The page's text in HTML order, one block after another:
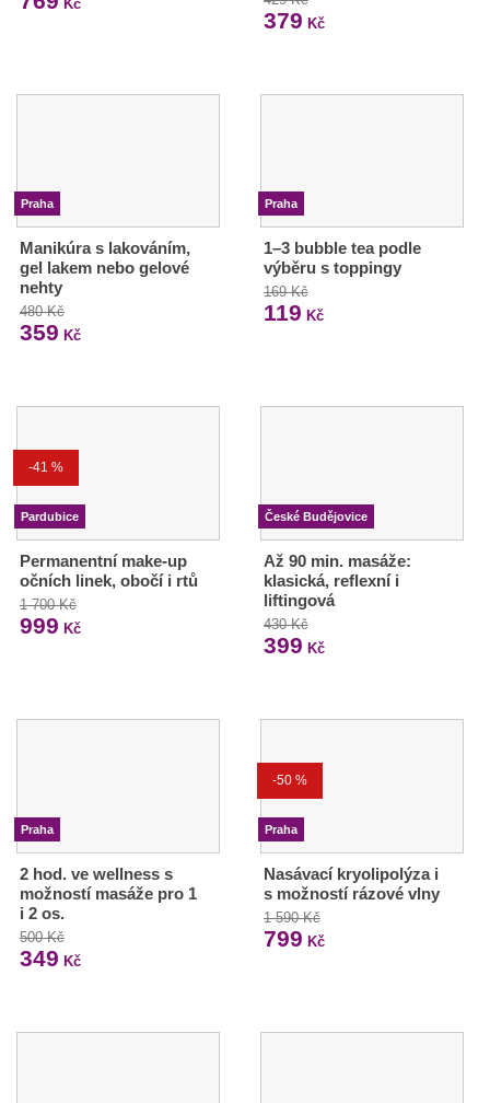
Kč
379 Kč
Praha
Manikúra s lakováním,
gel lakem nebo gelové
nehty
480 Kč
359 Kč
Praha
1–3 bubble tea podle
výběru s toppingy
169 Kč
119 Kč
-41 %
Pardubice
Permanentní make-up
očních linek, obočí i rtů
1 700 Kč
999 Kč
České Budějovice
Až 90 min. masáže:
klasická, reflexní i
liftingová
430 Kč
399 Kč
Praha
2 hod. ve wellness s
možností masáže pro 1
i 2 os.
500 Kč
349 Kč
-50 %
Praha
Nasávací kryolipolýza i
s možností rázové vlny
1 590 Kč
799 Kč